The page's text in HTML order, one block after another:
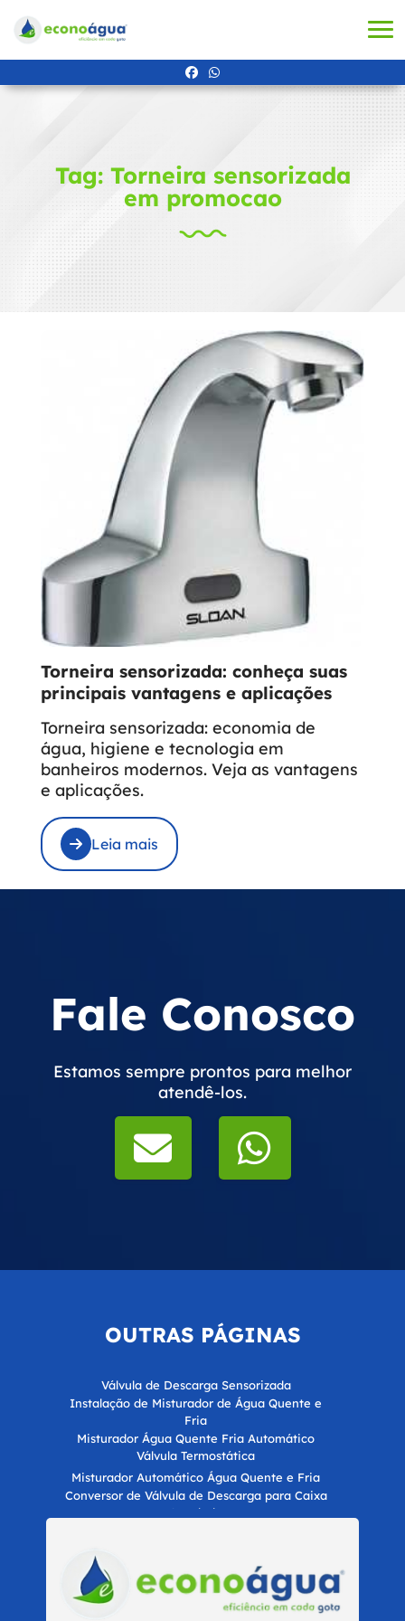
Tag: Torneira sensorizada
em promocao
Torneira sensorizada: conheça suas
principais vantagens e aplicações
Torneira sensorizada: economia de
água, higiene e tecnologia em
banheiros modernos. Veja as vantagens
e aplicações.
Leia mais
Fale Conosco
Estamos sempre prontos para melhor
atendê-los.
OUTRAS PÁGINAS
Válvula de Descarga Sensorizada
Instalação de Misturador de Água Quente e
Fria
Misturador Água Quente Fria Automático
Válvula Termostática
Misturador Automático Água Quente e Fria
Conversor de Válvula de Descarga para Caixa
Acoplada
Automatização Hídrica para Economia de Água
para Empresas
Certificação LEED para Construções